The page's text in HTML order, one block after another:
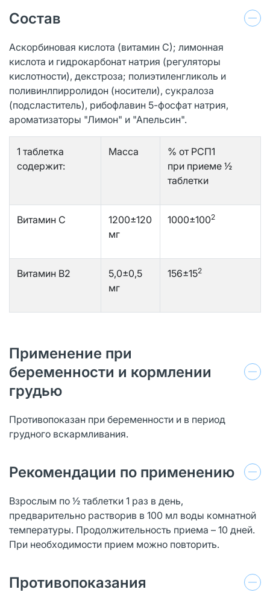
Состав
Аскорбиновая кислота (витамин С); лимонная
кислота и гидрокарбонат натрия (регуляторы
кислотности), декстроза; полиэтиленгликоль и
поливинлпирролидон (носители), сукралоза
(подсластитель), рибофлавин 5-фосфат натрия,
ароматизаторы "Лимон" и "Апельсин".
1 таблетка
содержит:
Масса
% от РСП1
при приеме ½
таблетки
Витамин C
1200±120
мг
1000±1002
Витамин В2
5,0±0,5
мг
156±152
Применение при
беременности и кормлении
грудью
Противопоказан при беременности и в период
грудного вскармливания.
Рекомендации по применению
Взрослым по ½ таблетки 1 раз в день,
предварительно растворив в 100 мл воды комнатной
температуры. Продолжительность приема – 10 дней.
При необходимости прием можно повторить.
Противопоказания